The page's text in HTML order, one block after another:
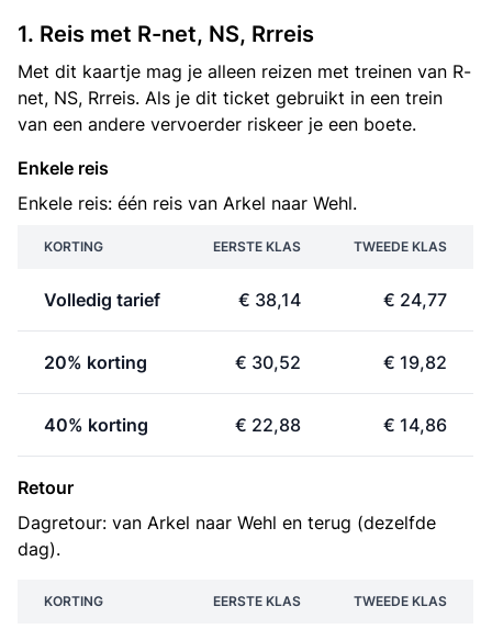
1. Reis met R-net, NS, Rrreis
Met dit kaartje mag je alleen reizen met treinen van R-
net, NS, Rrreis. Als je dit ticket gebruikt in een trein
van een andere vervoerder riskeer je een boete.
Enkele reis
Enkele reis: één reis van Arkel naar Wehl.
KORTING EERSTE KLAS TWEEDE KLAS
Volledig tarief € 38,14 € 24,77
20% korting € 30,52 € 19,82
40% korting € 22,88 € 14,86
Retour
Dagretour: van Arkel naar Wehl en terug (dezelfde
dag).
KORTING EERSTE KLAS TWEEDE KLAS